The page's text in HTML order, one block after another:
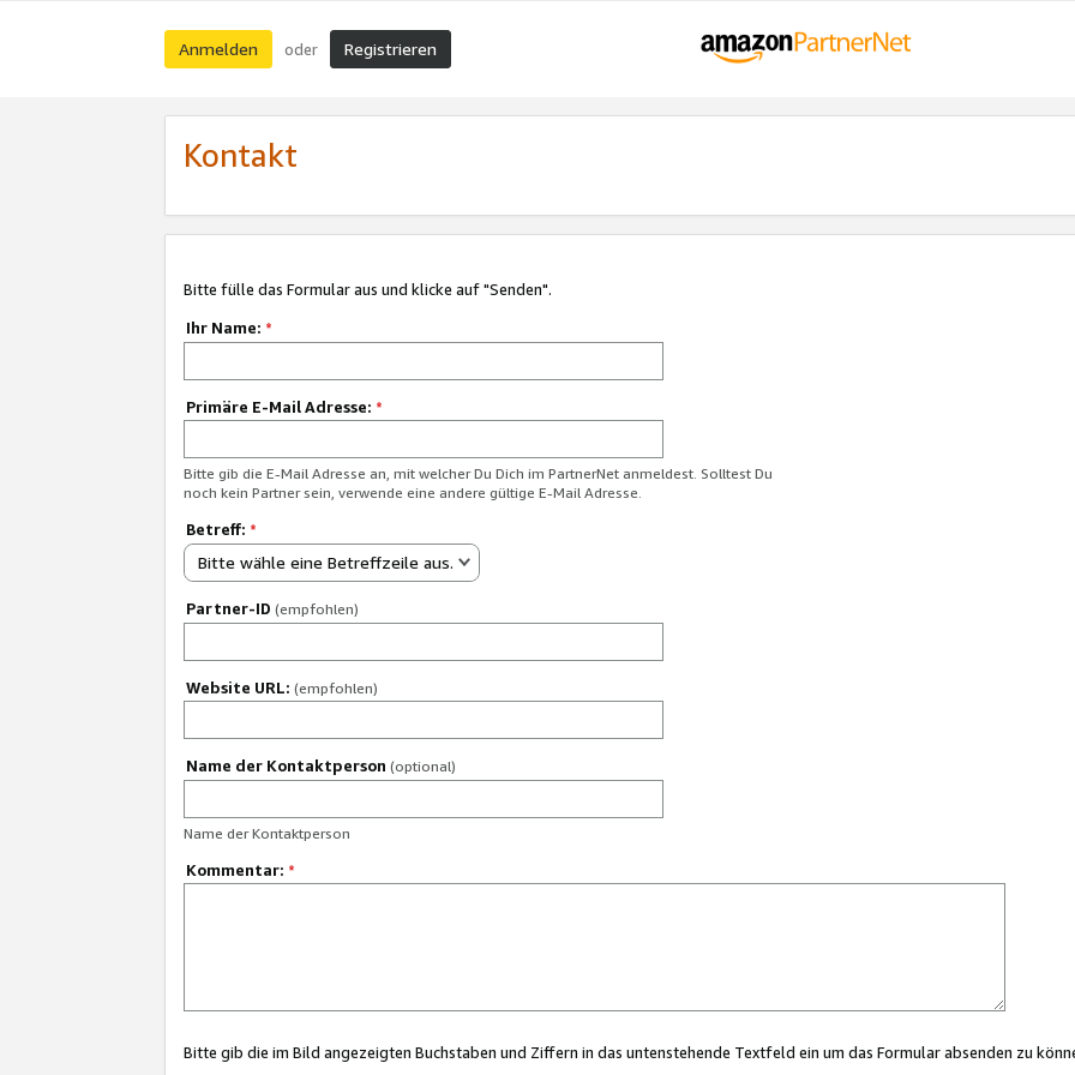
Anmelden oder Registrieren
Kontakt
Bitte fülle das Formular aus und klicke auf "Senden".
Ihr Name: *
Primäre E-Mail Adresse: *
Bitte gib die E-Mail Adresse an, mit welcher Du Dich im PartnerNet anmeldest. Solltest Du
noch kein Partner sein, verwende eine andere gültige E-Mail Adresse.
Betreff: *
Bitte wähle eine Betreffzeile aus.
Partner-ID (empfohlen)
Website URL: (empfohlen)
Name der Kontaktperson (optional)
Name der Kontaktperson
Kommentar: *
Bitte gib die im Bild angezeigten Buchstaben und Ziffern in das untenstehende Textfeld ein um das Formular absenden zu